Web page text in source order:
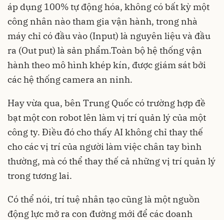
áp dụng 100% tự động hóa, không có bất kỳ một
công nhân nào tham gia vận hành, trong nhà
máy chỉ có đầu vào (Input) là nguyên liệu và đầu
ra (Out put) là sản phẩm.Toàn bộ hệ thống vận
hành theo mô hình khép kín, được giám sát bởi
các hệ thống camera an ninh.
Hay vừa qua, bên Trung Quốc có trường hợp đề
bạt một con robot lên làm vị trí quản lý của một
công ty. Điều đó cho thấy AI không chỉ thay thế
cho các vị trí của người làm việc chân tay bình
thường, mà có thể thay thế cả những vị trí quản lý
trong tương lai.
Có thể nói, trí tuệ nhân tạo cũng là một nguồn
động lực mở ra con đường mới để các doanh